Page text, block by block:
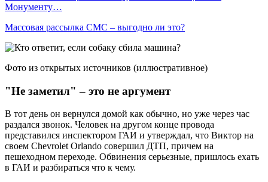
Монументу…
Массовая рассылка СМС – выгодно ли это?
Фото из открытых источников (иллюстративное)
"Не заметил" – это не аргумент
В тот день он вернулся домой как обычно, но уже через час
раздался звонок. Человек на другом конце провода
представился инспектором ГАИ и утверждал, что Виктор на
своем Chevrolet Orlando совершил ДТП, причем на
пешеходном переходе. Обвинения серьезные, пришлось ехать
в ГАИ и разбираться что к чему.